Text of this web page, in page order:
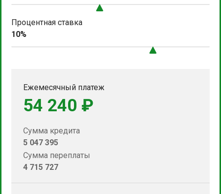
Процентная ставка
10%
Ежемесячный платеж
54 240 ₽
Сумма кредита
5 047 395
Сумма переплаты
4 715 727